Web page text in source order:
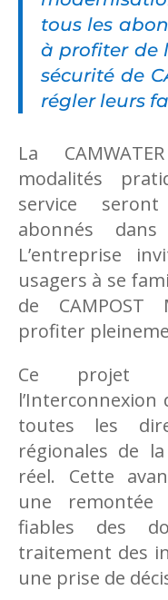
tous les
à profiter de
sécurité de
régler leurs
La
modalités
service
abonnés
L’entreprise
usagers à se
de CAMPOST
profiter
Ce projet
toutes les
régionales de
réel. Cette
une remontée
fiables des
traitement des
une prise de